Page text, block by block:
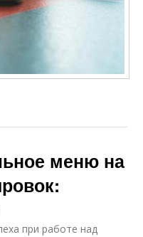
меню на
при работе над